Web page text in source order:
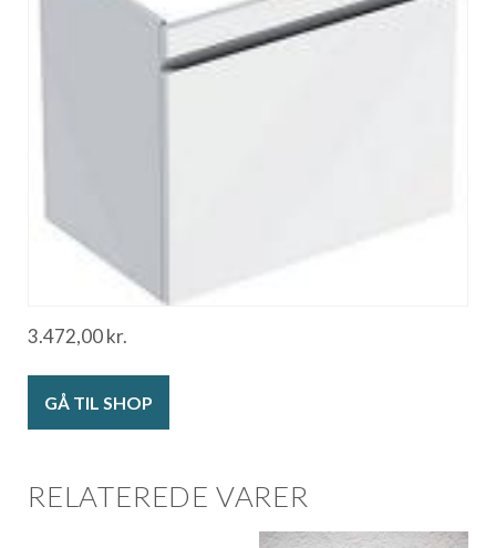
3.472,00kr.
GÅ TIL SHOP
RELATEREDE VARER